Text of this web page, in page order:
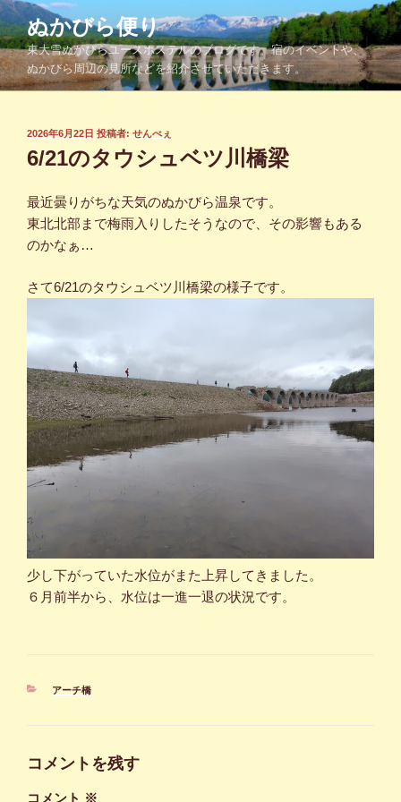
コ
ン
テ
ン
ツ
ぬかびら便り
東大雪ぬかびらユースホステルのブログです。宿のイベントや、
ぬかびら周辺の見所などを紹介させていただきます。
投
稿
日:
2026年6月22日 投稿者: せんべぇ
6/21のタウシュベツ川橋梁
最近曇りがちな天気のぬかびら温泉です。
東北北部まで梅雨入りしたそうなので、その影響もある
のかなぁ…
さて6/21のタウシュベツ川橋梁の様子です。
少し下がっていた水位がまた上昇してきました。
６月前半から、水位は一進一退の状況です。
カ
アーチ橋
コメントを残す
コメント ※